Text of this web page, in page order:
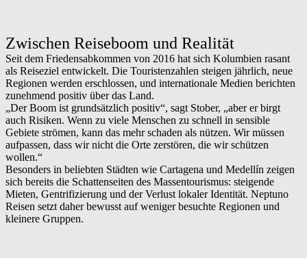
Zwischen Reiseboom und Realität
Seit dem Friedensabkommen von 2016 hat sich Kolumbien rasant
als Reiseziel entwickelt. Die Touristenzahlen steigen jährlich, neue
Regionen werden erschlossen, und internationale Medien berichten
zunehmend positiv über das Land.
„Der Boom ist grundsätzlich positiv“, sagt Stober, „aber er birgt
auch Risiken. Wenn zu viele Menschen zu schnell in sensible
Gebiete strömen, kann das mehr schaden als nützen. Wir müssen
aufpassen, dass wir nicht die Orte zerstören, die wir schützen
wollen.“
Besonders in beliebten Städten wie Cartagena und Medellín zeigen
sich bereits die Schattenseiten des Massentourismus: steigende
Mieten, Gentrifizierung und der Verlust lokaler Identität. Neptuno
Reisen setzt daher bewusst auf weniger besuchte Regionen und
kleinere Gruppen.